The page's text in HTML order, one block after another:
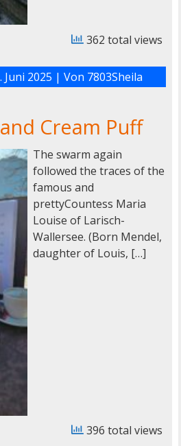
362 total views
Juni 2025 | Von 7803Sheila
Cream Puff
The swarm again
followed the traces of the
famous and
prettyCountess Maria
Louise of Larisch-
Wallersee. (Born Mendel,
daughter of Louis, […]
396 total views